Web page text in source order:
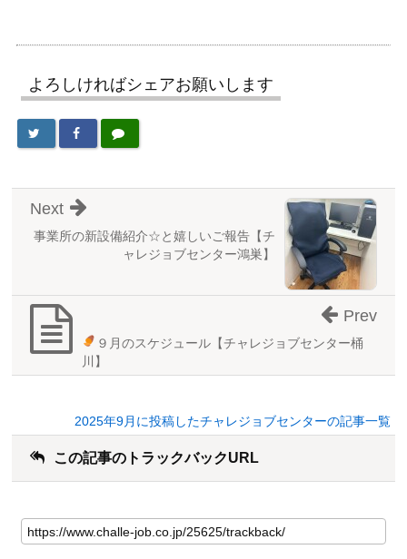
よろしければシェアお願いします
事業所の新設備紹介☆と嬉しいご報告【チ
ャレジョブセンター鴻巣】
Next
９月のスケジュール【チャレジョブセンター桶
川】
Prev
2025年9月に投稿したチャレジョブセンターの記事一覧
この記事のトラックバックURL
の
記